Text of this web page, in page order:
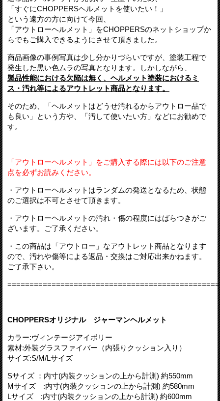
「すぐにCHOPPERSヘルメットを使いたい！」
という遠方の方に向けて今回、
「アウトローヘルメット」をCHOPPERSのネットショップか
らでもご購入できるようにさせて頂きました。
商品画像の事例写真は少し分かりづらいですが、塗装工程で
発生した黒い色ムラの写真となります。しかしながら、
製品性能における欠陥は無く、ヘルメット塗装におけるミ
ス・汚れ等によるアウトレット商品となります。
そのため、「ヘルメットはどうせ汚れるからアウトロー品で
も良い」という方や、「汚して使いたい方」などにお勧めで
す。
「アウトローヘルメット」をご購入する際には以下のご注意
点を必ずお読みください。
・アウトローヘルメットはランダムの発送となるため、状態
のご選択は不可とさせて頂きます。
・アウトローヘルメットの汚れ・傷の程度にはばらつきがご
ざいます。ご了承ください。
・この商品は「アウトロー」なアウトレット商品となります
ので、汚れや傷等による返品・交換はご対応出来かねます。
ご了承下さい。
CHOPPERSオリジナル ジャーマンヘルメット
カラー:ヴィンテージアイボリー
素材:外装グラスファイバー（内張りクッション入り）
サイズ:S/M/Lサイズ
Sサイズ ：内寸(内装クッションの上から計測) 約550mm
Mサイズ :内寸(内装クッションの上から計測) 約580mm
Lサイズ :内寸(内装クッションの上から計測) 約600mm